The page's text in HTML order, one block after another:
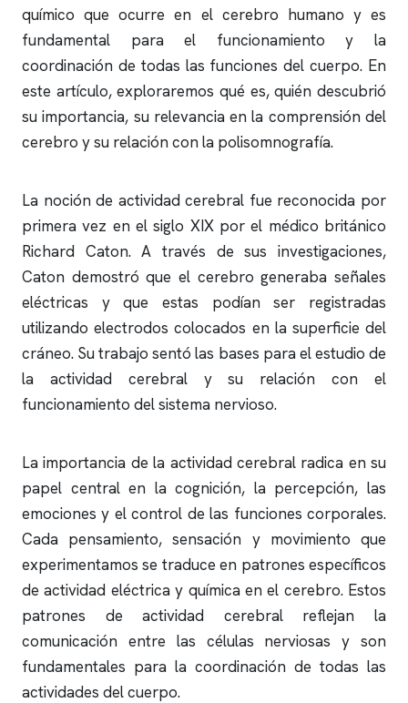
químico que ocurre en el cerebro humano y es
fundamental para el funcionamiento y la
coordinación de todas las funciones del cuerpo. En
este artículo, exploraremos qué es, quién descubrió
su importancia, su relevancia en la comprensión del
cerebro y su relación con la polisomnografía.
La noción de actividad cerebral fue reconocida por
primera vez en el siglo XIX por el médico británico
Richard Caton. A través de sus investigaciones,
Caton demostró que el cerebro generaba señales
eléctricas y que estas podían ser registradas
utilizando electrodos colocados en la superficie del
cráneo. Su trabajo sentó las bases para el estudio de
la actividad cerebral y su relación con el
funcionamiento del sistema nervioso.
La importancia de la actividad cerebral radica en su
papel central en la cognición, la percepción, las
emociones y el control de las funciones corporales.
Cada pensamiento, sensación y movimiento que
experimentamos se traduce en patrones específicos
de actividad eléctrica y química en el cerebro. Estos
patrones de actividad cerebral reflejan la
comunicación entre las células nerviosas y son
fundamentales para la coordinación de todas las
actividades del cuerpo.